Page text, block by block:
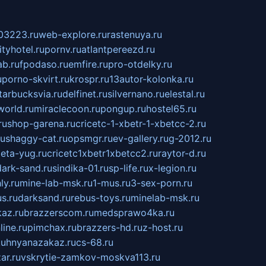
web-explore.rurastenuya.ru
pornv.ruatlantpereezd.ru
fpodaso.ruemfire.rupro-otdelky.ru
porno-skvirt.rukrospr.ru13autor-kolonka.ru
delfinet.rusilvernano.ruelestal.ru
miraclecoon.rupongup.ruhostel65.ru
shop-garena.rucricetc-1-xbetr-1-xbetcc-2.ru
shaggy-cat.ruopsmgr.ruev-gallery.rug-2012.ru
yug.rucricetc1xbetr1xbetcc2.ruraytor-d.ru
sand.rusindika-01.rusp-life.rux-legion.ru
mine-lab-msk.ru1-mus.ru3-sex-porn.ru
darksand.rurebus-toys.ruminelab-msk.ru
brazzerscom.rumedsprawo4ka.ru
pimchax.rubrazzers-hd.ruz-host.ru
cs-68.ru
vskrytie-zamkov-moskva113.ru